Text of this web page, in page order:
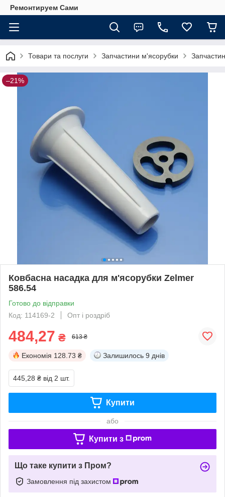
Ремонтируем Сами
Товари та послуги Запчастини м'ясорубки
–21%
Ковбасна насадка для м'ясорубки Zelmer
586.54
Готово до відправки
Код: 114169-2
Опт і роздріб
484,27 ₴ 613 ₴
Економія 128.73 ₴ Залишилось 9 днів
445,28 ₴ від 2 шт.
Купити
або
Купити з
Що таке купити з Пром?
Замовлення під захистом